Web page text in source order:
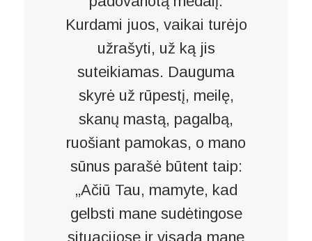
Kurdami juos, vaikai turėjo
užrašyti, už ką jis
suteikiamas. Dauguma
skyrė už rūpestį, meilę,
skanų mastą, pagalbą,
ruošiant pamokas, o mano
sūnus parašė būtent taip:
„Ačiū Tau, mamyte, kad
gelbsti mane sudėtingose
situacijose ir visada mane